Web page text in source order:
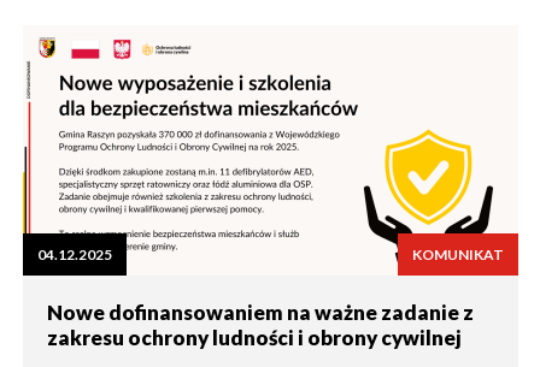
04.12.2025 KOMUNIKAT
Nowe dofinansowaniem na ważne zadanie z
zakresu ochrony ludności i obrony cywilnej